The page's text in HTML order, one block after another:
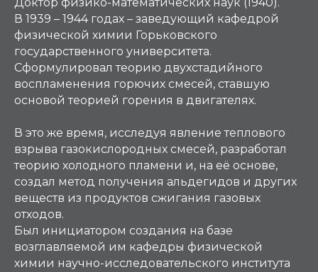
В 1939 – 1944 годах – заведующий кафедрой
физической химии Горьковского
государственного университета.
Сформулировал теорию двухстадийного
воспламенения горючих смесей, ставшую
основой теорией горения в двигателях.
В это же время, исследуя явление теплового
взрыва газокислородных смесей, разработал
теорию холодного пламени и, на её основе,
создал метод получения альдегидов и других
веществ из продуктов сжигания газовых
отходов.
Был инициатором создания на базе
возглавляемой им кафедры физической
химии научно-исследовательского института